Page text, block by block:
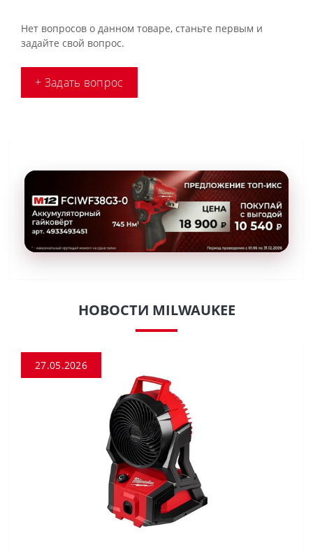
Нет вопросов о данном товаре, станьте первым и
задайте свой вопрос.
+ Задать вопрос
НОВОСТИ MILWAUKEE
27.05.2026